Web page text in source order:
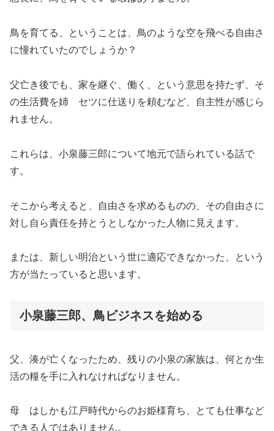
鳥を育てる、ということは、鳥のような空を飛べる自由さ
に憧れていたのでしょうか？
父亡き後でも、家を継ぐ、働く、という意思を持たず、そ
の生活費を姉 セツに仕送りを頼むなど、自主性が感じら
れません。
これらは、小泉藤三郎について地元で語られている話で
す。
そこから考えると、自由さを求めるものの、その自由さに
対し自ら責任を持とうとしなかった人物に見えます。
または、新しい明治という世に適応できなかった、という
方が当たっていると思います。
小泉藤三郎、鳥ビジネスを始める
父、湊が亡くなったため、残りの小泉の家族は、何とか生
活の糧を手に入れなければなりません。
母 はしかも江戸時代からのお姫様育ち、とても仕事など
できる人ではありません。